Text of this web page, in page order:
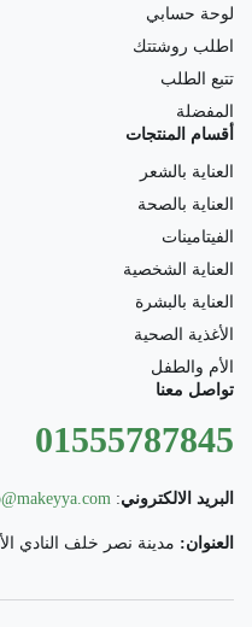
لوحة حسابي
اطلب روشتتك
تتبع الطلب
المفضلة
أقسام المنتجات
العناية بالشعر
العناية بالصحة
الفيتامينات
العناية الشخصية
العناية بالبشرة
الأغذية الصحية
الأم والطفل
تواصل معنا
01555787845
البريد الالكتروني:
العنوان: مدينة نصر خلف النادي